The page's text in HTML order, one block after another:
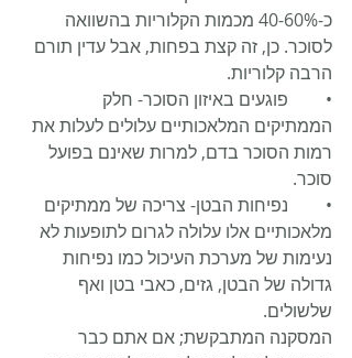
כ-40-60% מכמות הקלוריות בהשוואה
לסוכר. כן, זה קצת בפחות, אבל עדין תורם
הרבה קלוריות.
•	פוגעים באיזון הסוכר- חלק
הממתיקים המלאכותיים עלולים לעלות את
רמות הסוכר בדם, למרות שאינם בפועל
סוכר.
•	נפיחות הבטן- צריכה של ממתיקים
מלאכותיים אלו עלולה לגרום לתופעות לא
נעימות של מערכת העיכול כמו נפיחות
גדולה של הבטן, גזים, כאבי בטן ואף
שלשולים.
המסקנה המתבקשת; אם אתם כבר